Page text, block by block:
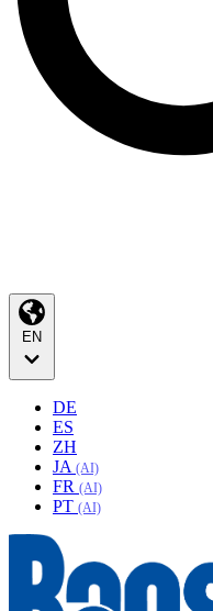
EN
DE
ES
ZH
JA (AI)
FR (AI)
PT (AI)